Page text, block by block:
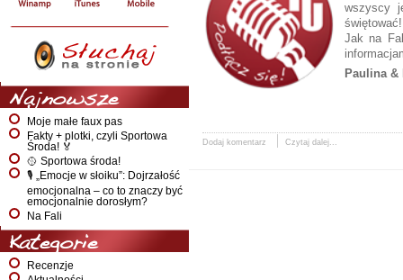
Najnowsze
Moje małe faux pas
Fakty + plotki, czyli Sportowa
Środa! 🏅
🥎 Sportowa środa!
🎙️ „Emocje w słoiku”: Dojrzałość
emocjonalna – co to znaczy być
emocjonalnie dorosłym?
Na Fali
Kategorie
Recenzje
wszyscy
Jak na
Paulina &
Dodaj komentarz Czytaj dalej...